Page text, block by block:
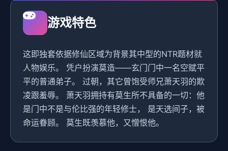
游戏特色
这即独套依据修仙区域为背景其中型的NTR题材就
人物娱乐。 凭户扮演莫造——玄门门中一名空赋平
平的普通弟子。 过朝，其它曾饱受师兄萧天羽的欺
凌跟羞辱。 萧天羽拥持有莫生所不具备的一切：他
是门中不是与伦比强的年轻修士， 是天选间子，被
命运眷顾。 莫生既羡慕他，又憎恨他。